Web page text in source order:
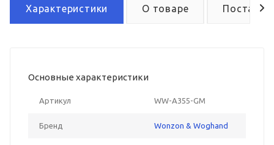
Характеристики О товаре Поставка
Основные характеристики
Артикул WW-A355-GM
Бренд Wonzon & Woghand